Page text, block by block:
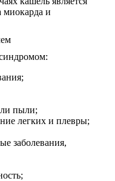
и
пыли;
легких и плевры;
заболевания,